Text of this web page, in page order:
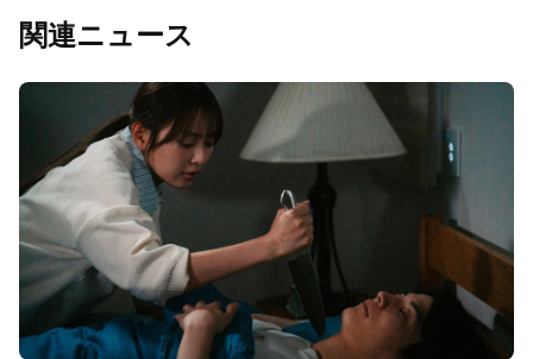
関連ニュース